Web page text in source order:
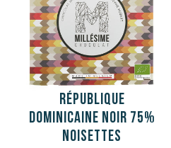
République
Dominicaine Noir 75%
Noisettes